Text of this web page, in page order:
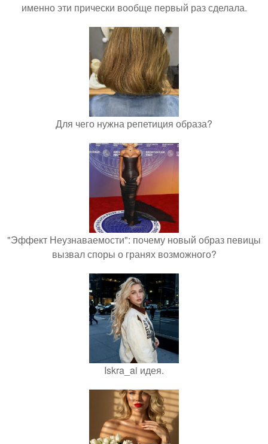
именно эти прически вообще первый раз сделала.
Для чего нужна репетиция образа?
"Эффект Неузнаваемости": почему новый образ певицы
вызвал споры о гранях возможного?
Iskra_ai идея.